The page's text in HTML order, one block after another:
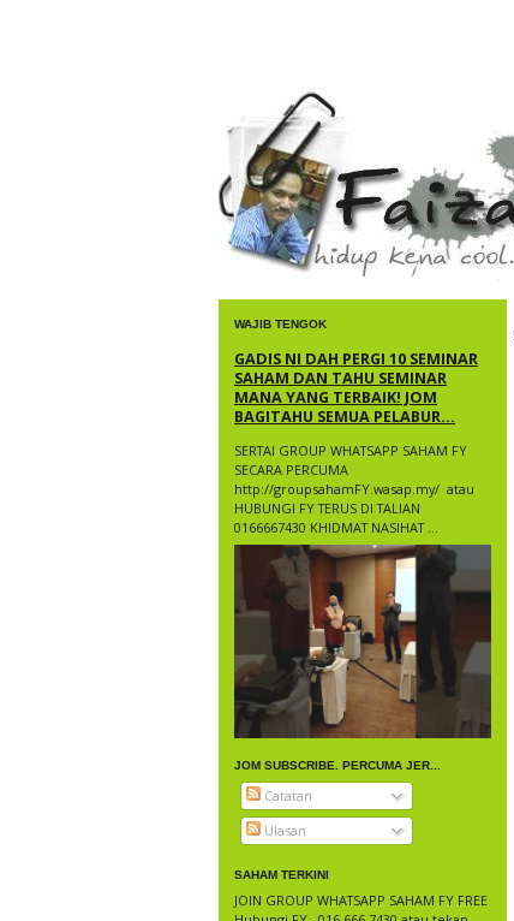
faizal yusup
WAJIB TENGOK
GADIS NI DAH PERGI 10 SEMINAR
SAHAM DAN TAHU SEMINAR
MANA YANG TERBAIK! JOM
BAGITAHU SEMUA PELABUR...
SERTAI GROUP WHATSAPP SAHAM FY
SECARA PERCUMA
http://groupsahamFY.wasap.my/ ​ atau
HUBUNGI FY TERUS DI TALIAN
0166667430 KHIDMAT NASIHAT ...
JOM SUBSCRIBE. PERCUMA JER...
Catatan
Ulasan
SAHAM TERKINI
JOIN GROUP WHATSAPP SAHAM FY FREE